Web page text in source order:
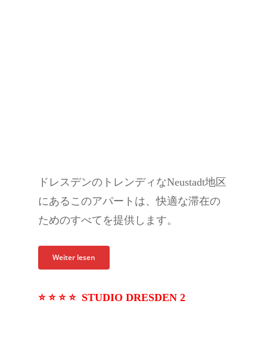
ドレスデンのトレンディなNeustadt地区
にあるこのアパートは、快適な滞在の
ためのすべてを提供します。
Weiter lesen
⭐ ⭐ ⭐ ⭐ STUDIODRESDEN 2